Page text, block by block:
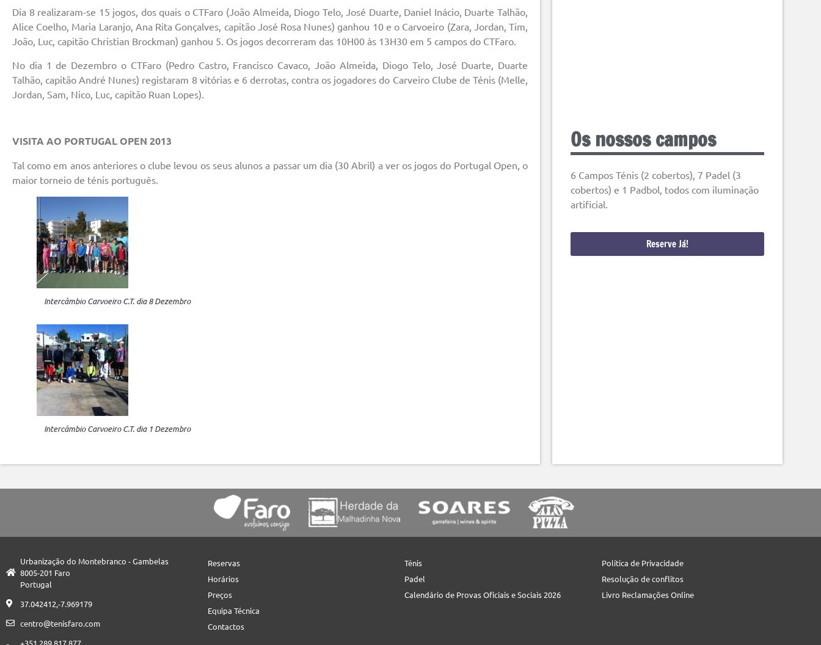
Dia 8 realizaram-se 15 jogos, dos quais o CTFaro (João Almeida, Diogo Telo, José Duarte, Daniel Inácio, Duarte Talhão,
Alice Coelho, Maria Laranjo, Ana Rita Gonçalves, capitão José Rosa Nunes) ganhou 10 e o Carvoeiro (Zara, Jordan, Tim,
João, Luc, capitão Christian Brockman) ganhou 5. Os jogos decorreram das 10H00 às 13H30 em 5 campos do CTFaro.
No dia 1 de Dezembro o CTFaro (Pedro Castro, Francisco Cavaco, João Almeida, Diogo Telo, José Duarte, Duarte
Talhão, capitão André Nunes) registaram 8 vitórias e 6 derrotas, contra os jogadores do Carveiro Clube de Ténis (Melle,
Jordan, Sam, Nico, Luc, capitão Ruan Lopes).
VISITA AO PORTUGAL OPEN 2013
Tal como em anos anteriores o clube levou os seus alunos a passar um dia (30 Abril) a ver os jogos do Portugal Open, o
maior torneio de ténis português.
Intercâmbio Carvoeiro C.T. dia 8 Dezembro
Intercâmbio Carvoeiro C.T. dia 1 Dezembro
Os nossos campos
6 Campos Ténis (2 cobertos), 7 Padel (3
cobertos) e 1 Padbol, todos com iluminação
artificial.
Reserve Já!
Urbanização do Montebranco - Gambelas
8005-201 Faro
Portugal
37.042412,-7.969179
centro@tenisfaro.com
+351 289 817 877
Reservas
Horários
Preços
Equipa Técnica
Contactos
Ténis
Padel
Calendário de Provas Oficiais e Sociais 2026
Política de Privacidade
Resolução de conflitos
Livro Reclamações Online